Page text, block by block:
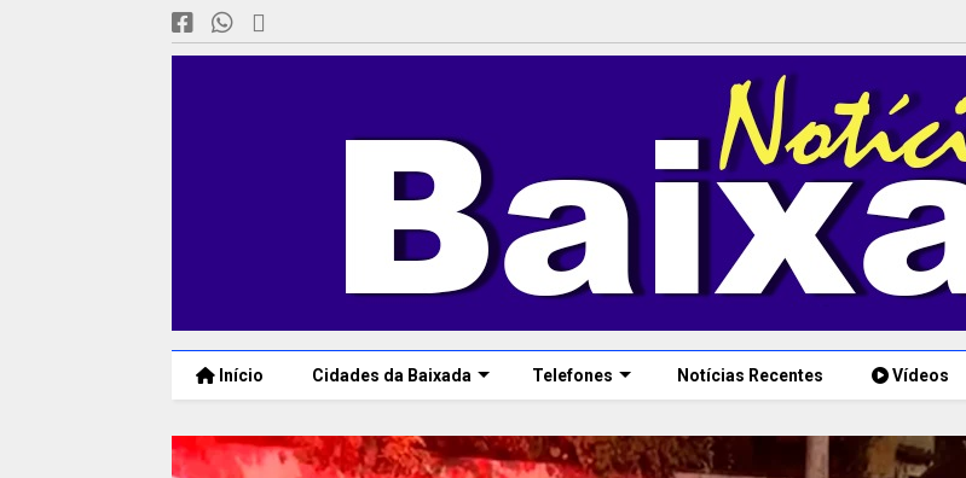
Início Cidades da Baixada Telefones Notícias Recentes Vídeos